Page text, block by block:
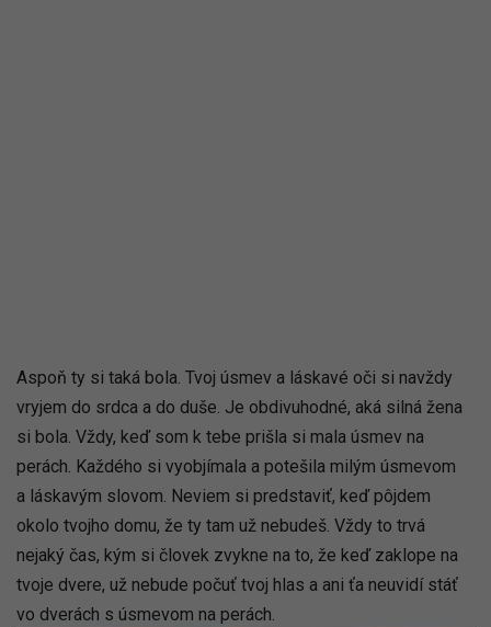
Aspoň ty si taká bola. Tvoj úsmev a láskavé oči si navždy
vryjem do srdca a do duše. Je obdivuhodné, aká silná žena
si bola. Vždy, keď som k tebe prišla si mala úsmev na
perách. Každého si vyobjímala a potešila milým úsmevom
a láskavým slovom. Neviem si predstaviť, keď pôjdem
okolo tvojho domu, že ty tam už nebudeš. Vždy to trvá
nejaký čas, kým si človek zvykne na to, že keď zaklope na
tvoje dvere, už nebude počuť tvoj hlas a ani ťa neuvidí stáť
vo dverách s úsmevom na perách.